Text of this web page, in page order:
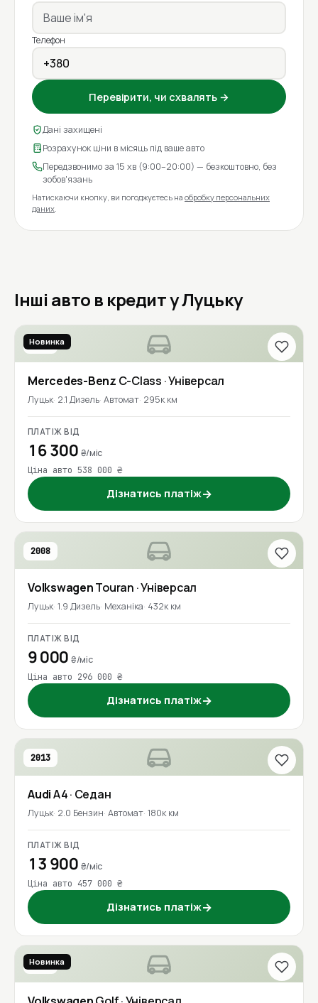
Телефон
Перевірити, чи схвалять →
Дані захищені
Розрахунок ціни в місяць під ваше авто
Передзвонимо за 15 хв (9:00–20:00) — безкоштовно, без
зобов'язань
Натискаючи кнопку, ви погоджуєтесь на обробку персональних
даних.
Інші авто в кредит у Луцьку
2016
Новинка
Mercedes-Benz C-Class · Універсал
Луцьк 2.1 Дизель Автомат 295к км
ПЛАТІЖ ВІД
16 300 ₴/міс
Ціна авто 538 000 ₴
Дізнатись платіж→
2008
VolkswagenTouran · Універсал
Луцьк 1.9 Дизель Механіка 432к км
ПЛАТІЖ ВІД
9 000₴/міс
Ціна авто 296 000 ₴
Дізнатись платіж→
2013
AudiA4· Седан
Луцьк 2.0 Бензин Автомат 180к км
ПЛАТІЖ ВІД
13 900 ₴/міс
Ціна авто 457 000 ₴
Дізнатись платіж→
2016
Новинка